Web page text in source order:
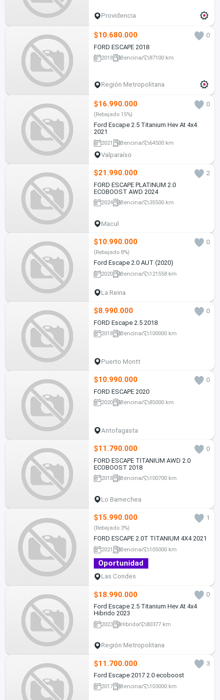
Providencia
$10.680.000
0
FORD ESCAPE 2018
2018 Bencina 87100 km
Región Metropolitana
$16.990.000 0
(Rebajado 15%)
Ford Escape 2.5 Titanium Hev At 4x4
2021
2021 Bencina 64500 km
Valparaíso
$21.990.000
2
FORD ESCAPE PLATINUM 2.0
ECOBOOST AWD 2024
2024 Bencina 35500 km
Macul
$10.990.000 0
(Rebajado 8%)
Ford Escape 2.0 AUT (2020)
2020 Bencina 121558 km
La Reina
$8.990.000
0
FORD Escape 2.5 2018
2018 Bencina 100000 km
Puerto Montt
$10.990.000
0
FORD ESCAPE 2020
2020 Bencina 85000 km
Antofagasta
$11.790.000
0
FORD ESCAPE TITANIUM AWD 2.0
ECOBOOST 2018
2018 Bencina 100700 km
Lo Barnechea
$15.990.000 1
(Rebajado 3%)
FORD ESCAPE 2.0T TITANIUM 4X4 2021
2021 Bencina 105000 km
Oportunidad
Las Condes
$18.990.000
0
Ford Escape 2.5 Titanium Hev At 4x4
Hibrido 2023
2023 Híbrido 80377 km
Región Metropolitana
$11.700.000
3
Ford Escape 2017 2.0 ecoboost
2017 Bencina 103000 km